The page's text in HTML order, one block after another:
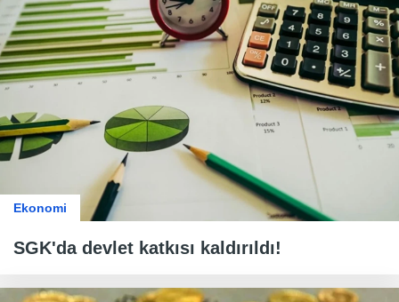
Ekonomi
SGK'da devlet katkısı kaldırıldı!